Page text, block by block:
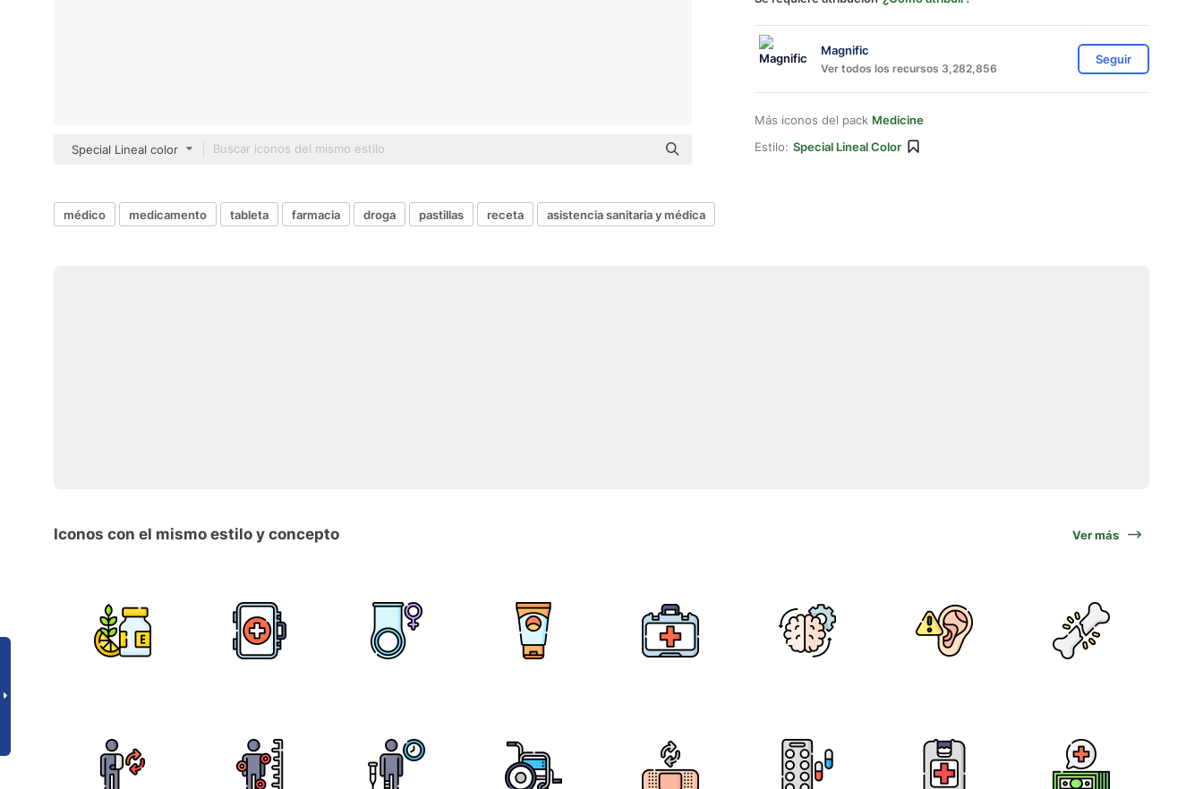
Special Lineal color
Magnific
Ver todos los recursos 3,282,856
Seguir
Más iconos del pack Medicine
Estilo: Special Lineal Color
médico medicamento tableta farmacia droga pastillas receta asistencia sanitaria y médica
Iconos con el mismo estilo y concepto Ver más